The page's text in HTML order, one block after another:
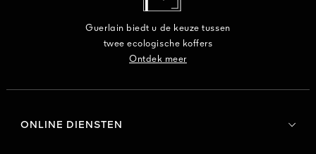
Guerlain biedt u de keuze tussen
twee ecologische koffers
Ontdek meer
ONLINE DIENSTEN